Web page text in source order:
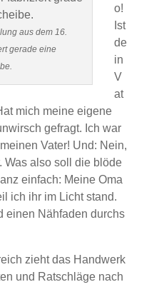
aus dem 16.
gerade eine
o!
Ist
de
in
V
at
mich meine eigene
gefragt. Ich war
Vater! Und: Nein,
Was also soll die blöde
einfach: Meine Oma
ich ihr im Licht stand.
einen Nähfaden durchs
zieht das Handwerk
und Ratschläge nach